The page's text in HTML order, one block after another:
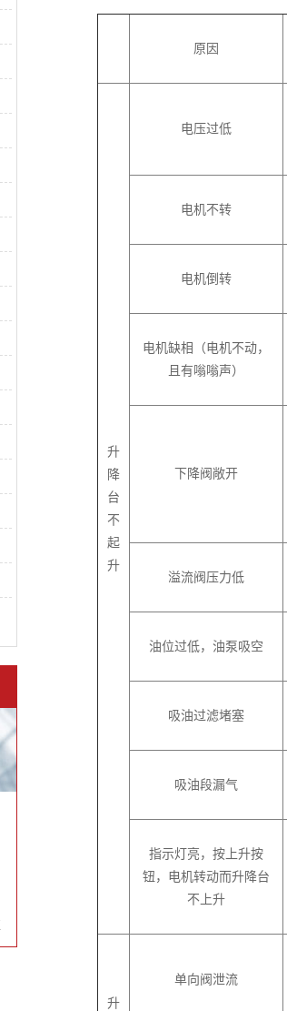
原因
升
降
台
不
起
升
电压过低
电机不转
电机倒转
电机缺相（电机不动，
且有嗡嗡声）
下降阀敞开
溢流阀压力低
油位过低，油泵吸空
吸油过滤堵塞
吸油段漏气
指示灯亮，按上升按
钮，电机转动而升降台
不上升
升
单向阀泄流